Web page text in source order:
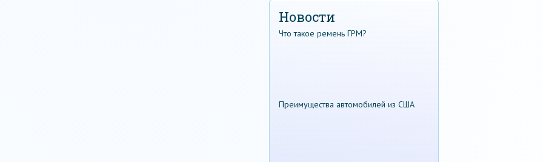
Новости
Что такое ремень ГРМ?
Преимущества автомобилей из США